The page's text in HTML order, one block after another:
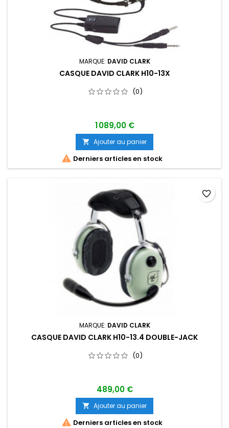
MARQUE: DAVID CLARK
CASQUE DAVID CLARK H10-13X
(0)
1 089,00 €
 Ajouter au panier
 Derniers articles en stock
MARQUE: DAVID CLARK
CASQUE DAVID CLARK H10-13.4 DOUBLE-JACK
(0)
489,00 €
 Ajouter au panier
 Derniers articles en stock
favorite_border